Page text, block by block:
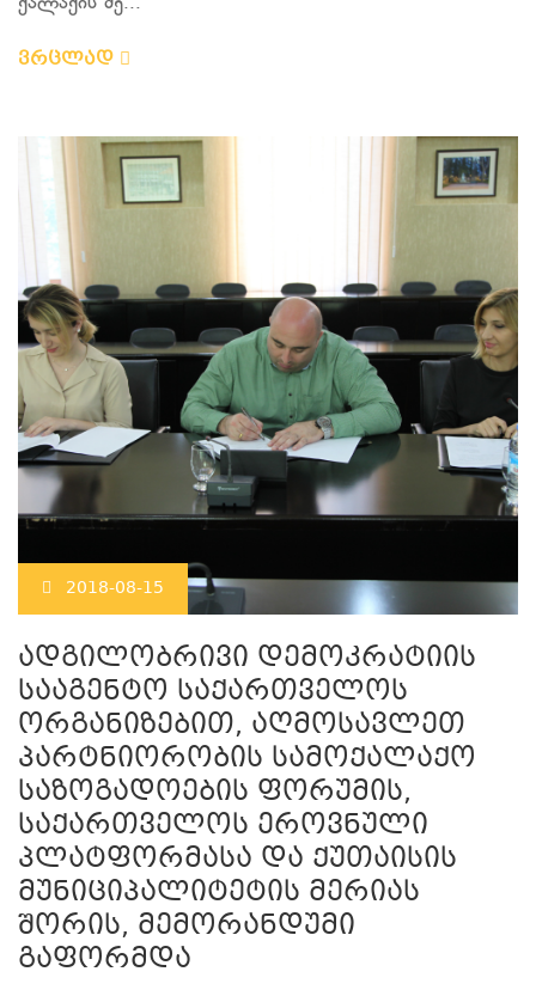
ვრცლად
2018-08-15
ადგილობრივი დემოკრატიის
სააგენტო საქართველოს
ორგანიზებით, აღმოსავლეთ
პარტნიორობის სამოქალაქო
საზოგადოების ფორუმის,
საქართველოს ეროვნული
პლატფორმასა და ქუთაისის
მუნიციპალიტეტის მერიას
შორის, მემორანდუმი
გაფორმდა